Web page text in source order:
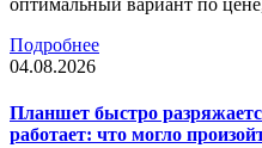
Подробнее
04.08.2026
Планшет быстро
работает: что могло